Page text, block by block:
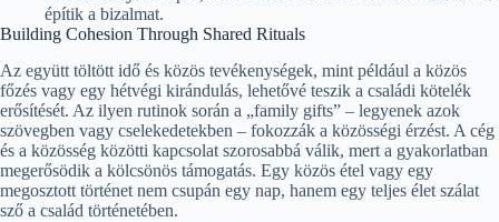
építik a bizalmat.
Building Cohesion Through Shared Rituals
Az együtt töltött idő és közös tevékenységek, mint például a közös
főzés vagy egy hétvégi kirándulás, lehetővé teszik a családi kötelék
erősítését. Az ilyen rutinok során a „family gifts” – legyenek azok
szövegben vagy cselekedetekben – fokozzák a közösségi érzést. A cég
és a közösség közötti kapcsolat szorosabbá válik, mert a gyakorlatban
megerősödik a kölcsönös támogatás. Egy közös étel vagy egy
megosztott történet nem csupán egy nap, hanem egy teljes élet szálat
sző a család történetében.